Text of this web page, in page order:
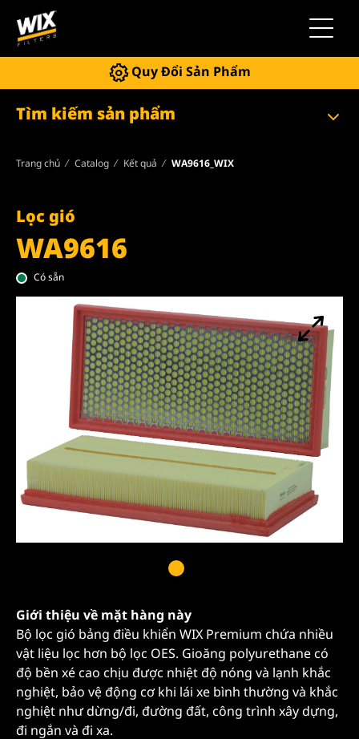
Quy Đổi Sản Phẩm
Tìm kiếm sản phẩm
Trang chủ Catalog Kết quả WA9616_WIX
Lọc gió
WA9616
Có sẵn
Giới thiệu về mặt hàng này
Bộ lọc gió bảng điều khiển WIX Premium chứa nhiều
vật liệu lọc hơn bộ lọc OES. Gioăng polyurethane có
độ bền xé cao chịu được nhiệt độ nóng và lạnh khắc
nghiệt, bảo vệ động cơ khi lái xe bình thường và khắc
nghiệt như dừng/đi, đường đất, công trình xây dựng,
đi ngắn và đi xa.